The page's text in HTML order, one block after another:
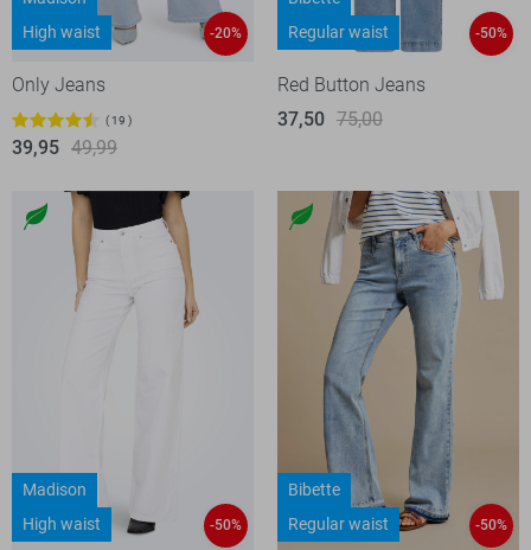
High waist
-20%
Only Jeans
19
39,95 49,99
Regular waist
-50%
Red Button Jeans
37,50 75,00
Madison
High waist
-50%
Bibette
Regular waist
-50%